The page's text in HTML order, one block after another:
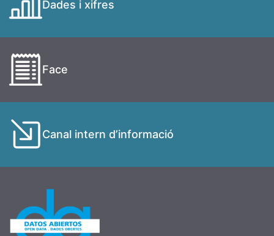
Dades i xifres
Face
Canal intern d’informació